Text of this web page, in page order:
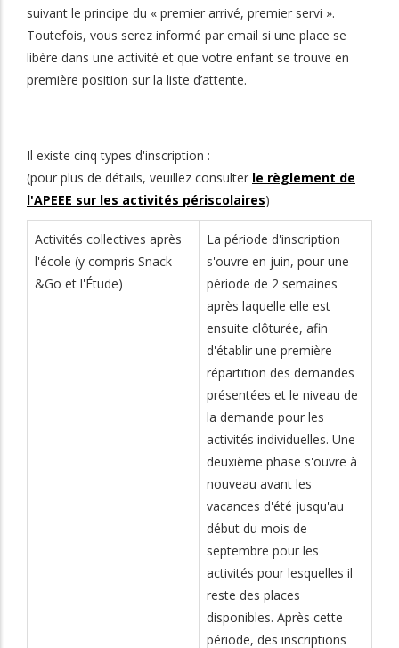
suivant le principe du « premier arrivé, premier servi ».
Toutefois, vous serez informé par email si une place se
libère dans une activité et que votre enfant se trouve en
première position sur la liste d’attente.
Il existe cinq types d'inscription :
(pour plus de détails, veuillez consulter le règlement de
l'APEEE sur les activités périscolaires)
Activités collectives après
l'école (y compris Snack
&Go et l'Étude)
La période d'inscription
s'ouvre en juin, pour une
période de 2 semaines
après laquelle elle est
ensuite clôturée, afin
d'établir une première
répartition des demandes
présentées et le niveau de
la demande pour les
activités individuelles. Une
deuxième phase s'ouvre à
nouveau avant les
vacances d'été jusqu'au
début du mois de
septembre pour les
activités pour lesquelles il
reste des places
disponibles. Après cette
période, des inscriptions